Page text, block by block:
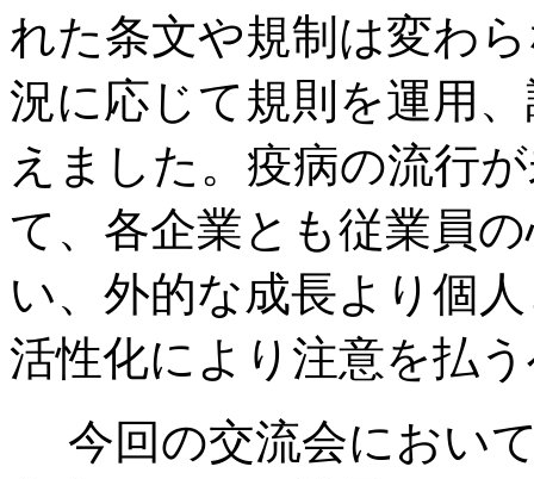
れた条文や規制は変わ
況に応じて規則を運用
えました。疫病の流行
て、各企業とも従業員
い、外的な成長より個
活性化により注意を払
今回の交流会におい